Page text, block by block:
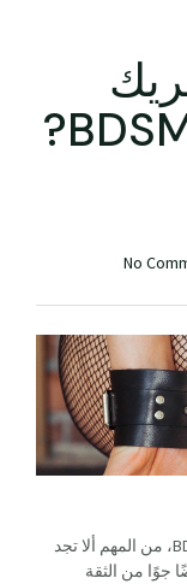
No
عندما يتعلق الأمر بالبحث عن شريك لعلاقة BDSM، من المهم ألا تجد
جوًا من الثقة